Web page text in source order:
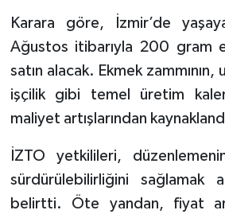
Karara göre, İzmir’de
Ağustos itibarıyla 200 gram
satın alacak. Ekmek
işçilik gibi temel üretim
maliyet artışlarından
İZTO yetkilileri, düzenlemenin
sürdürülebilirliğini sağlamak
belirtti. Öte yandan, fiyat